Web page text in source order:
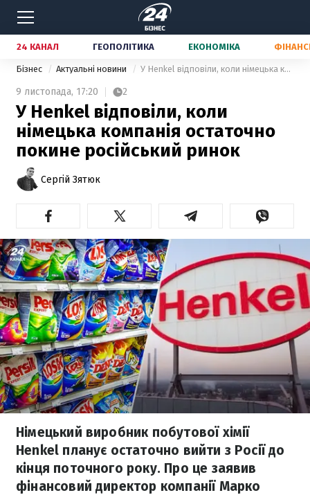
24 КАНАЛ ГЕОПОЛІТИКА ЕКОНОМІКА
Бізнес Актуальні новини У Henkel відповіли, коли німецька компанія остаточно покине російський ринок
9 листопада, 17:20 2
У Henkel відповіли, коли
німецька компанія остаточно
покине російський ринок
Сергій Зятюк
Німецький виробник побутової хімії
Henkel планує остаточно вийти з Росії до
кінця поточного року. Про це заявив
фінансовий директор компанії Марко